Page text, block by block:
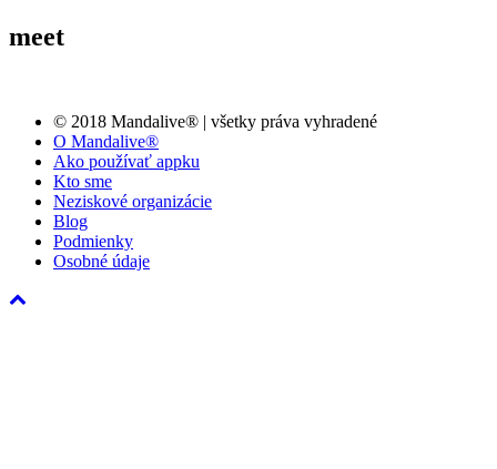
meet
© 2018 Mandalive® | všetky práva vyhradené
O Mandalive®
Ako používať appku
Kto sme
Neziskové organizácie
Blog
Podmienky
Osobné údaje